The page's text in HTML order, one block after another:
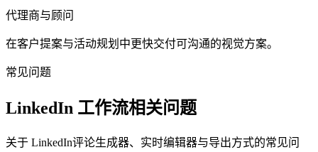
代理商与顾问
在客户提案与活动规划中更快交付可沟通的视觉方案。
常见问题
LinkedIn 工作流相关问题
关于 LinkedIn评论生成器、实时编辑器与导出方式的常见问